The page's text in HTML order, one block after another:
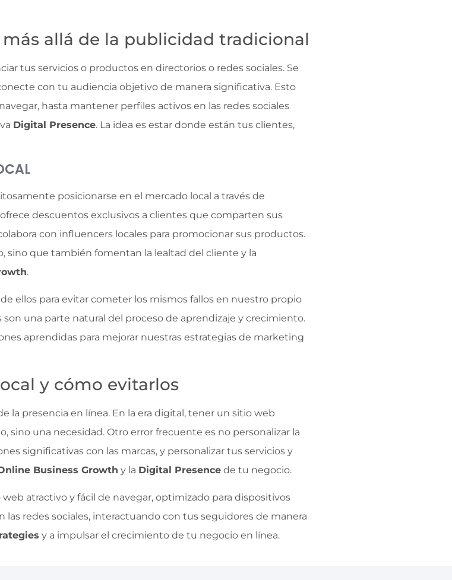
allá de la publicidad tradicional
tus servicios o productos en directorios o redes sociales. Se
con tu audiencia objetivo de manera significativa. Esto
hasta mantener perfiles activos en las redes sociales
Digital Presence. La idea es estar donde están tus clientes,
posicionarse en el mercado local a través de
descuentos exclusivos a clientes que comparten sus
con influencers locales para promocionar sus productos.
sino que también fomentan la lealtad del cliente y la
.
ellos para evitar cometer los mismos fallos en nuestro propio
una parte natural del proceso de aprendizaje y crecimiento.
aprendidas para mejorar nuestras estrategias de marketing
y cómo evitarlos
la presencia en línea. En la era digital, tener un sitio web
sino una necesidad. Otro error frecuente es no personalizar la
significativas con las marcas, y personalizar tus servicios y
Business Growth y la Digital Presencede tu negocio.
atractivo y fácil de navegar, optimizado para dispositivos
redes sociales, interactuando con tus seguidores de manera
y a impulsar el crecimiento de tu negocio en línea.